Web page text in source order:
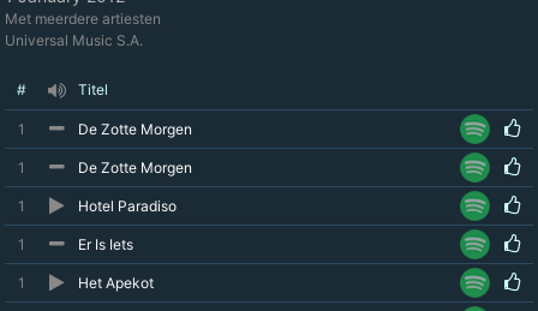
Met meerdere artiesten
Universal Music S.A.
# Titel
1 De Zotte Morgen
1 De Zotte Morgen
1 Hotel Paradiso
1 Er Is Iets
1 Het Apekot